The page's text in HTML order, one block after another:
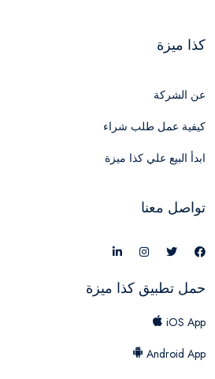
كذا ميزة
عن الشركة
كيفية عمل طلب شراء
ابدأ البيع علي كذا ميزة
تواصل معنا
حمل تطبيق كذا ميزة
iOS App
Android App